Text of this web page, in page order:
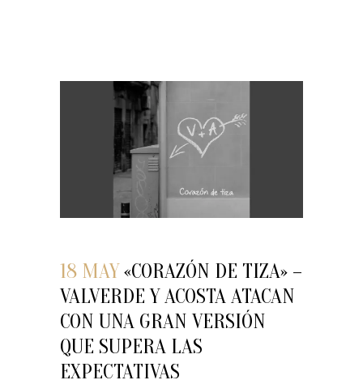
18 MAY«CORAZÓN DE TIZA» –
VALVERDE Y ACOSTA ATACAN
CON UNA GRAN VERSIÓN
QUE SUPERA LAS
EXPECTATIVAS